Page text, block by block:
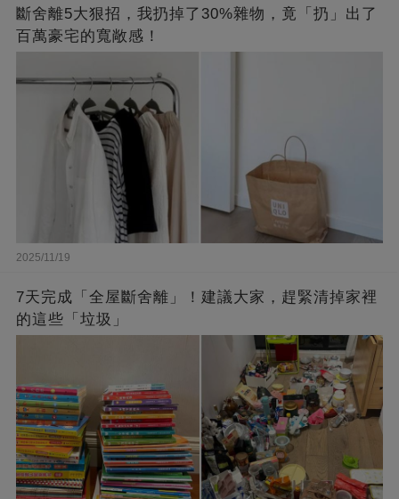
斷舍離5大狠招，我扔掉了30%雜物，竟「扔」出了
百萬豪宅的寬敞感！
2025/11/19
7天完成「全屋斷舍離」！建議大家，趕緊清掉家裡
的這些「垃圾」